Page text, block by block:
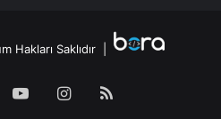
Hakları Saklıdır |
YouTubeInstagram
RSS